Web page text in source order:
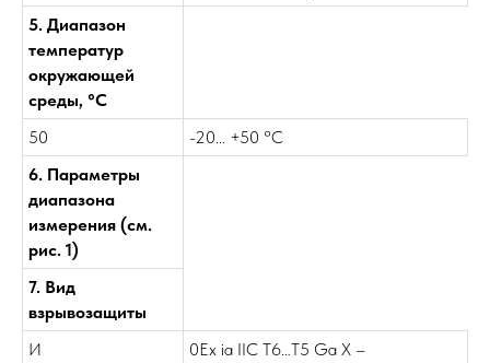
5. Диапазон
температур
окружающей
среды, °С
50
-20... +50 °С
6. Параметры
диапазона
измерения (см.
рис. 1)
7. Вид
взрывозащиты
И
0Ex ia IIC T6…Т5 Ga Х –